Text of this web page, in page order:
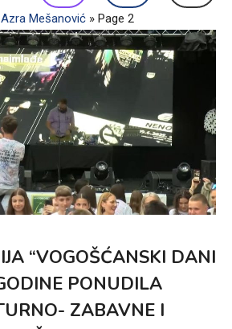
Mešanović » Page 2
“VOGOŠĆANSKI DANI
PONUDILA
ZABAVNE I